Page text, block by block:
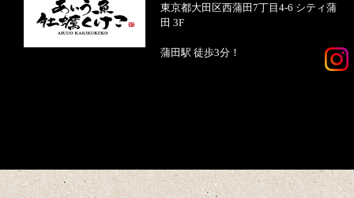
東京都大田区西蒲田7丁目4-6 シティ蒲
田 3F
蒲田駅 徒歩3分！